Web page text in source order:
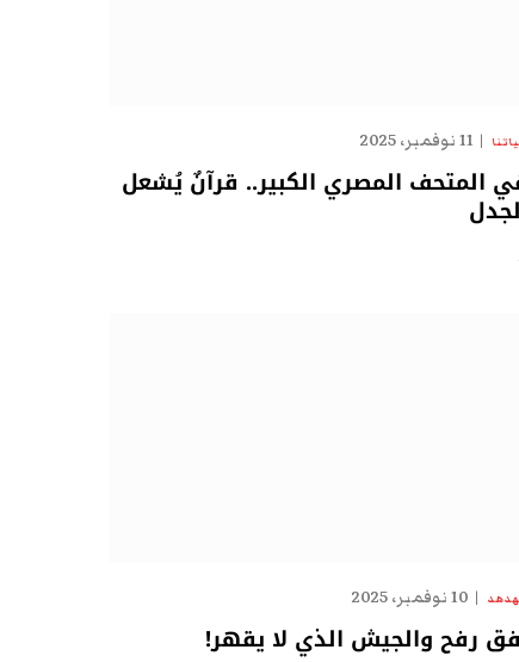
11 نوفمبر، 2025
المتحف المصري الكبير.. قرآنٌ يُشعل
10 نوفمبر، 2025
رفح والجيش الذي لا يقهر!